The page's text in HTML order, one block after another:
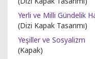
Yerli ve Milli Gündelik
(Dizi Kapak Tasarımı)
Yeşiller ve Sosyalizm
(Kapak)